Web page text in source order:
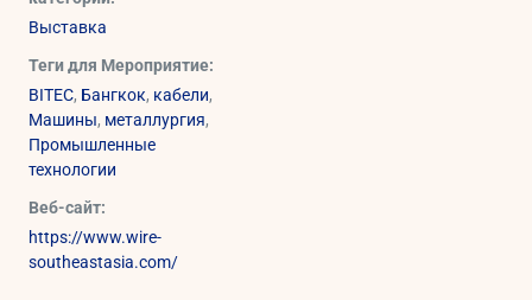
Выставка
Теги для Мероприятие:
BITEC, Бангкок, кабели,
Машины, металлургия,
Промышленные
технологии
Веб-сайт:
https://www.wire-
southeastasia.com/